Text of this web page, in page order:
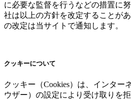
に必要な監督を行うなどの措置に
社は以上の方針を改定することが
の改定は当サイトで通知します。
クッキーについて
クッキー（Cookies）は、インター
ウザー）の設定により受け取りを